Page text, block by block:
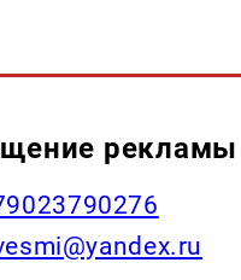
рекламы